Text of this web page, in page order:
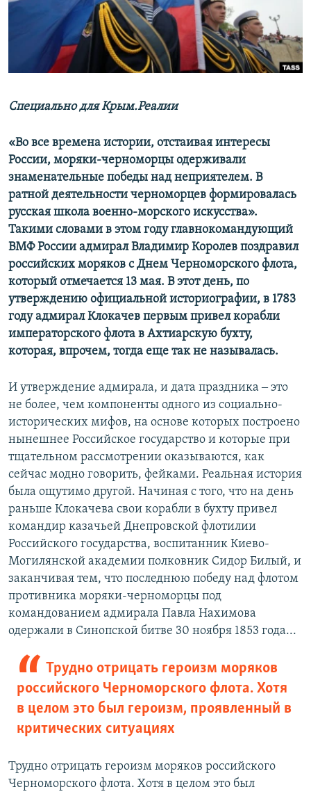
ПОБЕДИТЕЛЕЙ НЕ СУДЯТ?
КРЫМ.НЕПОКОРЕННЫЙ
ПРИСОЕДИНЯЙТЕСЬ!
Все сайты RFE/RL
Специально для Крым.Реалии
«Во все времена истории, отстаивая интересы
России, моряки-черноморцы одерживали
знаменательные победы над неприятелем. В
ратной деятельности черноморцев формировалась
русская школа военно-морского искусства».
Такими словами в этом году главнокомандующий
ВМФ России адмирал Владимир Королев поздравил
российских моряков с Днем Черноморского флота,
который отмечается 13 мая. В этот день, по
утверждению официальной историографии, в 1783
году адмирал Клокачев первым привел корабли
императорского флота в Ахтиарскую бухту,
которая, впрочем, тогда еще так не называлась.
И утверждение адмирала, и дата праздника ‒ это
не более, чем компоненты одного из социально-
исторических мифов, на основе которых построено
нынешнее Российское государство и которые при
тщательном рассмотрении оказываются, как
сейчас модно говорить, фейками. Реальная история
была ощутимо другой. Начиная с того, что на день
раньше Клокачева свои корабли в бухту привел
командир казачьей Днепровской флотилии
Российского государства, воспитанник Киево-
Могилянской академии полковник Сидор Билый, и
заканчивая тем, что последнюю победу над флотом
противника моряки-черноморцы под
командованием адмирала Павла Нахимова
одержали в Синопской битве 30 ноября 1853 года...
Трудно отрицать героизм моряков
российского Черноморского флота. Хотя
в целом это был героизм, проявленный в
критических ситуациях
Трудно отрицать героизм моряков российского
Черноморского флота. Хотя в целом это был